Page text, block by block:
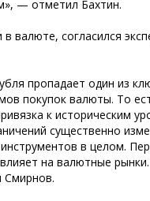
— отметил Бахтин.
валюте, согласился
пропадает один из
покупок валюты. То
к историческим
существенно
в целом.
на валютные
Смирнов.